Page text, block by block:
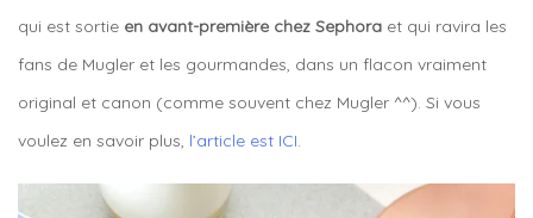
qui est sortie en avant-première chez Sephora et qui ravira les
fans de Mugler et les gourmandes, dans un flacon vraiment
original et canon (comme souvent chez Mugler ^^). Si vous
voulez en savoir plus, l’article est ICI.